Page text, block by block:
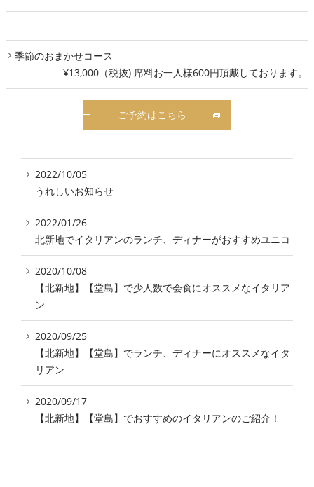
季節のおまかせコース
¥13,000（税抜) 席料お一人様600円頂戴しております。
ご予約はこちら
2022/10/05
うれしいお知らせ
2022/01/26
北新地でイタリアンのランチ、ディナーがおすすめユニコ
2020/10/08
【北新地】【堂島】で少人数で会食にオススメなイタリア
ン
2020/09/25
【北新地】【堂島】でランチ、ディナーにオススメなイタ
リアン
2020/09/17
【北新地】【堂島】でおすすめのイタリアンのご紹介！